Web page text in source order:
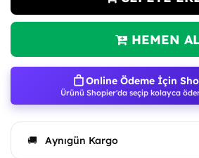
HEMEN
Online Ödeme İçin
Ürünü Shopier'da seçip kolayca
🚚 Aynıgün Kargo